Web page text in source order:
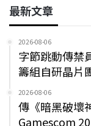
最新文章
2026-08-06
字節跳動傳禁
籌組自研晶片
2026-08-06
傳《暗黑破壞
Gamescom